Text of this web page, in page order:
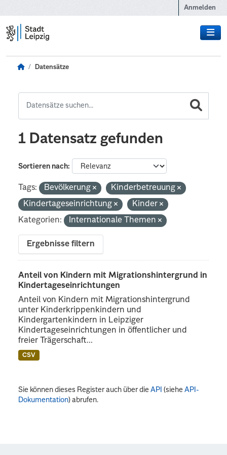
Anmelden
Datensätze
1 Datensatz gefunden
Sortieren nach
Tags: Bevölkerung
Kinderbetreuung
Kindertageseinrichtung
Kinder
Kategorien:
Internationale Themen
Ergebnisse filtern
Anteil von Kindern mit Migrationshintergrund in
Kindertageseinrichtungen
Anteil von Kindern mit Migrationshintergrund
unter Kinderkrippenkindern und
Kindergartenkindern in Leipziger
Kindertageseinrichtungen in öffentlicher und
freier Trägerschaft...
CSV
Sie können dieses Register auch über dieAPI (sieheAPI-
Dokumentation) abrufen.